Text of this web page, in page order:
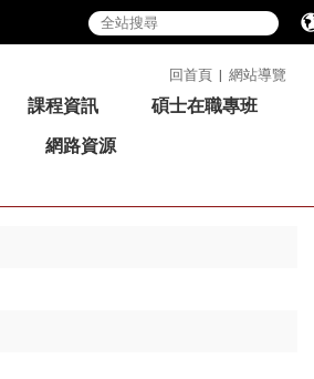
回首頁 | 網站導覽
課程資訊
碩士在職專班
網路資源